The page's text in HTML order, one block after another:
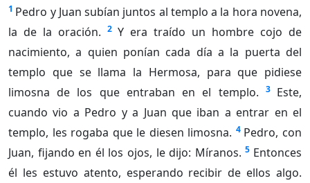
1 Pedro y Juan subían juntos al templo a la hora novena,
la de la oración. 2 Y era traído un hombre cojo de
nacimiento, a quien ponían cada día a la puerta del
templo que se llama la Hermosa, para que pidiese
limosna de los que entraban en el templo.
3
Este,
cuando vio a Pedro y a Juan que iban a entrar en el
templo, les rogaba que le diesen limosna. 4 Pedro, con
Juan, fijando en él los ojos, le dijo: Míranos. 5 Entonces
él les estuvo atento, esperando recibir de ellos algo.